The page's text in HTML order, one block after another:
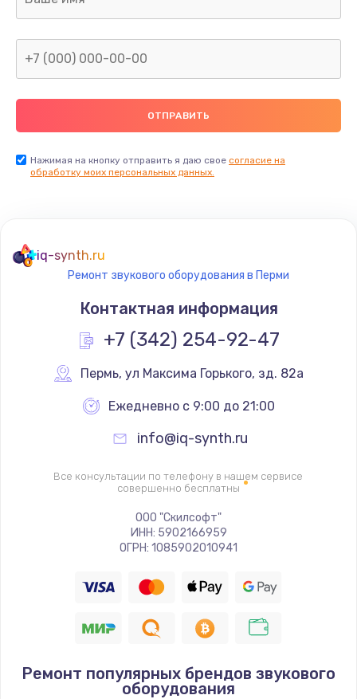
Замена дисплея
1200 руб.
Заказать
Замена тачпада
1330 руб.
Заказать
Замена контроллера питания
2600 руб.
Заказать
Чистка от пыли
Заказать
Настройка ОС
Заказать
Нажимая на кнопку отправить я даю свое согласие на
обработку моих персональных данных.
iq-synth.ru
Ремонт звукового оборудования в Перми
Контактная информация
+7 (342) 254-92-47
Пермь, ул Максима Горького, зд. 82а
Ежедневно с 9:00 до 21:00
info@iq-synth.ru
Все консультации по телефону в нашем сервисе
совершенно бесплатны
ООО "Скилсофт"
ИНН: 5902166959
ОГРН: 1085902010941
Ремонт популярных брендов звукового
оборудования